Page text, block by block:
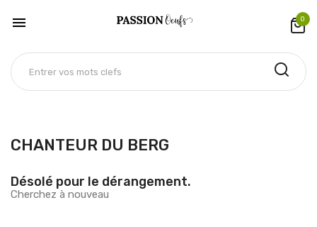
 0
CHANTEUR DU BERG
Désolé pour le dérangement.
Cherchez à nouveau